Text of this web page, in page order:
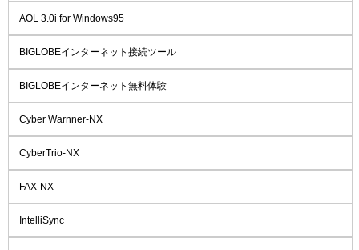
AOL 3.0i for Windows95
BIGLOBEインターネット接続ツール
BIGLOBEインターネット無料体験
Cyber Warnner-NX
CyberTrio-NX
FAX-NX
IntelliSync